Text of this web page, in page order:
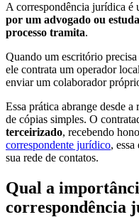
A correspondência jurídica é
por um advogado ou
processo tramita.
Quando um escritório
ele contrata um operador
enviar um colaborador
Essa prática abrange desde
de cópias simples. O
terceirizado, recebendo
correspondente jurídico,
sua rede de contatos.
Qual a
correspondência